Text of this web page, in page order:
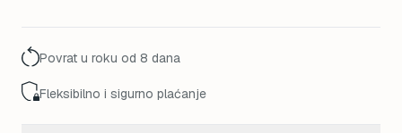
Povrat u roku od 8 dana
Fleksibilno i sigurno plaćanje